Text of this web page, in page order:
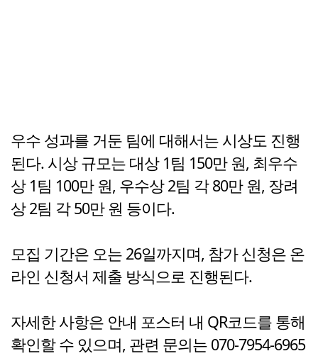
우수 성과를 거둔 팀에 대해서는 시상도 진행
된다. 시상 규모는 대상 1팀 150만 원, 최우수
상 1팀 100만 원, 우수상 2팀 각 80만 원, 장려
상 2팀 각 50만 원 등이다.
모집 기간은 오는 26일까지며, 참가 신청은 온
라인 신청서 제출 방식으로 진행된다.
자세한 사항은 안내 포스터 내 QR코드를 통해
확인할 수 있으며, 관련 문의는 070-7954-6965